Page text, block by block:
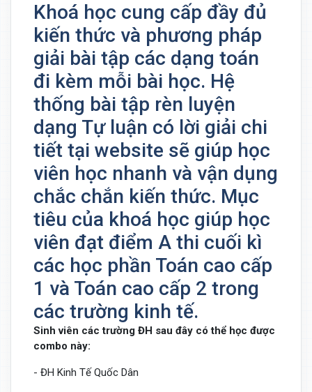
Khoá học cung cấp đầy đủ
kiến thức và phương pháp
giải bài tập các dạng toán
đi kèm mỗi bài học. Hệ
thống bài tập rèn luyện
dạng Tự luận có lời giải chi
tiết tại website sẽ giúp học
viên học nhanh và vận dụng
chắc chắn kiến thức. Mục
tiêu của khoá học giúp học
viên đạt điểm A thi cuối kì
các học phần Toán cao cấp
1 và Toán cao cấp 2 trong
các trường kinh tế.
Sinh viên các trường ĐH sau đây có thể học được
combo này:
- ĐH Kinh Tế Quốc Dân